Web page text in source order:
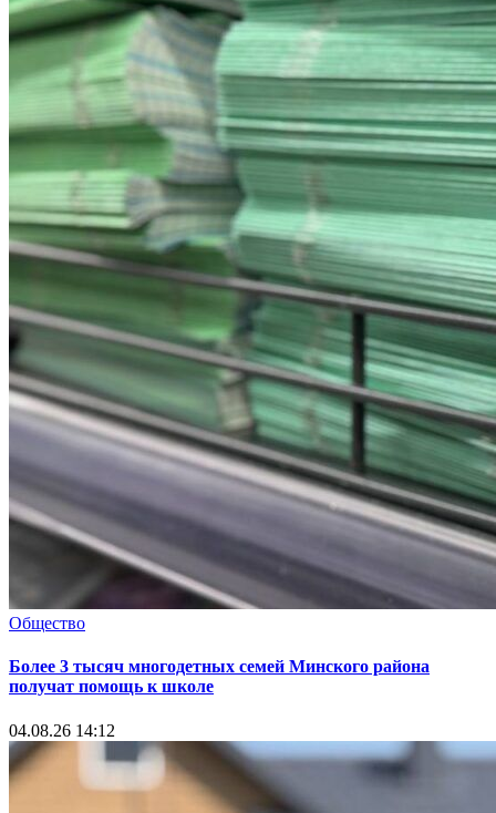
Общество
Более 3 тысяч многодетных семей Минского района
получат помощь к школе
04.08.26 14:12